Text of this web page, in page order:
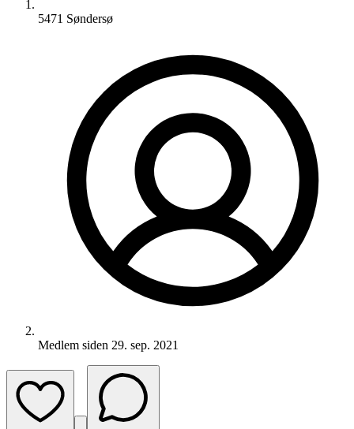
5471 Søndersø
Medlem siden 29. sep. 2021